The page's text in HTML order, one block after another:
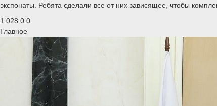
экспонаты. Ребята сделали все от них зависящее, чтобы
1 028 0 0
Главное